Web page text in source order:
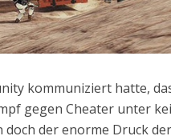
kommuniziert hatte,
gegen Cheater unter
der enorme Druck